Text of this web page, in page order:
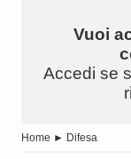
Vuoi
Accedi se
Home ► Difesa